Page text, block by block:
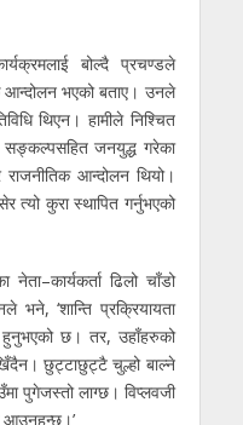
बोल्दै प्रचण्डले
आन्दोलन भएको बताए। उनले
थिएन। हामीले निश्चित
सङ्कल्पसहित जनयुद्ध गरेका
राजनीतिक आन्दोलन थियो।
त्यो कुरा स्थापित गर्नुभएको
ढिलो चाँडो
‘शान्ति प्रक्रियायता
छ। तर, उहाँहरुको
छुट्टाछुट्टै चुल्हो बाल्ने
पुगेजस्तो लाग्छ। विप्लवजी
आउनुहुन्छ।’